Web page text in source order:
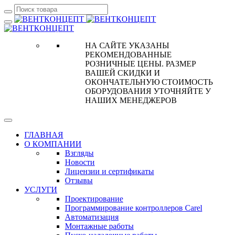
НА САЙТЕ УКАЗАНЫ
РЕКОМЕНДОВАННЫЕ
РОЗНИЧНЫЕ ЦЕНЫ. РАЗМЕР
ВАШЕЙ СКИДКИ И
ОКОНЧАТЕЛЬНУЮ СТОИМОСТЬ
ОБОРУДОВАНИЯ УТОЧНЯЙТЕ У
НАШИХ МЕНЕДЖЕРОВ
ГЛАВНАЯ
О КОМПАНИИ
Взгляды
Новости
Лицензии и сертификаты
Отзывы
УСЛУГИ
Проектирование
Программирование контроллеров Carel
Автоматизация
Монтажные работы